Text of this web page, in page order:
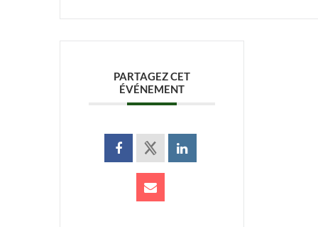
PARTAGEZ CET
ÉVÉNEMENT